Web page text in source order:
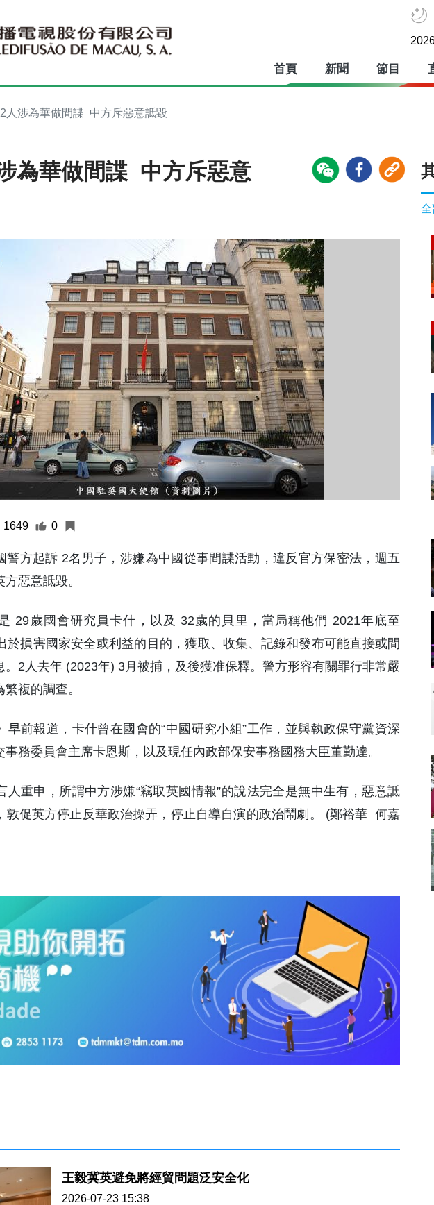
首頁 新聞 節目
人涉為華做間諜 中方斥惡意詆毀
為華做間諜 中方斥惡意
1649 0
警方起訴 2名男子，涉嫌為中國從事間諜活動，違反官方保密法，週五
惡意詆毀。
29歲國會研究員卡什，以及 32歲的貝里，當局稱他們 2021年底至
於損害國家安全或利益的目的，獲取、收集、記錄和發布可能直接或間
。2人去年 (2023年) 3月被捕，及後獲准保釋。警方形容有關罪行非常嚴
複的調查。
早前報道，卡什曾在國會的“中國研究小組”工作，並與執政保守黨資深
務委員會主席卡恩斯，以及現任內政部保安事務國務大臣董勤達。
人重申，所謂中方涉嫌“竊取英國情報”的說法完全是無中生有，惡意詆
敦促英方停止反華政治操弄，停止自導自演的政治鬧劇。 (鄭裕華 何嘉
王毅冀英避免將經貿問題泛安全化
2026-07-23 15:38
全